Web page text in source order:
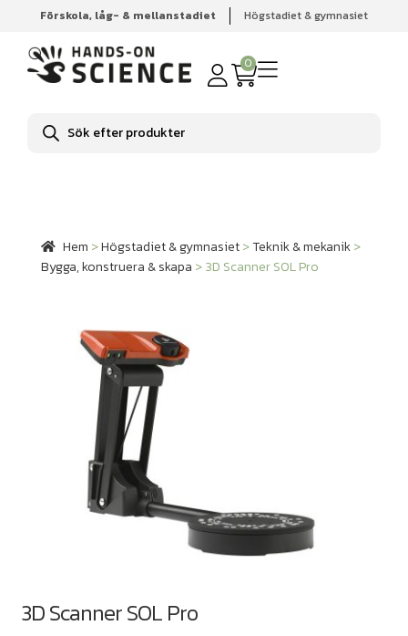
Förskola, låg- & mellanstadiet Högstadiet & gymnasiet
0
Produktsökning
Hem Högstadiet & gymnasiet Teknik & mekanik
Bygga,
konstruera & skapa
3D Scanner SOL Pro
Hem >Högstadiet & gymnasiet>Teknik & mekanik>
Bygga, konstruera & skapa >3D Scanner SOL Pro
3D Scanner SOL Pro